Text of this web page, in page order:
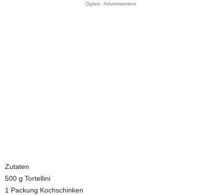
Oglasi - Advertisement
Zutaten
500 g Tortellini
1 Packung Kochschinken